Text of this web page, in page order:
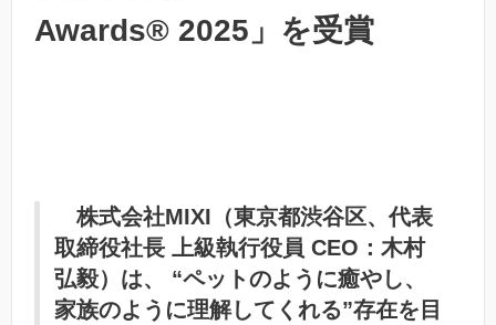
Awards® 2025」を受賞
株式会社MIXI（東京都渋谷区、代表
取締役社長 上級執行役員 CEO：⽊村
弘毅）は、 “ペットのように癒やし、
家族のように理解してくれる”存在を目